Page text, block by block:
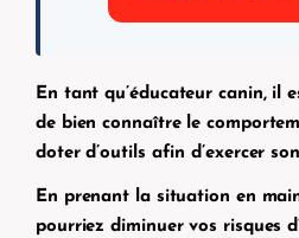
En tant qu’éducateur canin, il
de bien connaître le
doter d’outils afin d’exercer
En prenant la situation en
pourriez diminuer vos risques